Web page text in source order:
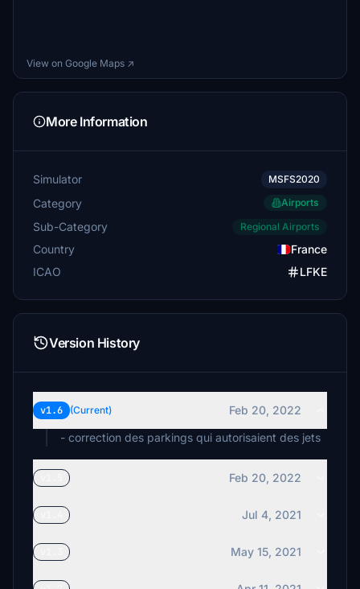
View on Google Maps ↗
More Information
Simulator MSFS2020
Category Airports
Sub-Category Regional Airports
Country
France
ICAO
LFKE
Version History
v1.6 (Current)
Feb 20, 2022
- correction des parkings qui autorisaient des jets
Feb 20, 2022
Jul 4, 2021
May 15, 2021